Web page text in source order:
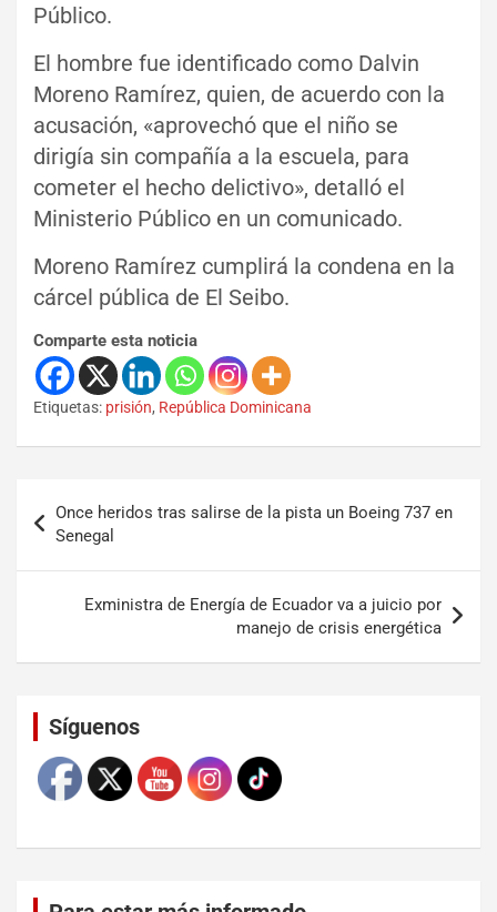
Público.
El hombre fue identificado como Dalvin
Moreno Ramírez, quien, de acuerdo con la
acusación, «aprovechó que el niño se
dirigía sin compañía a la escuela, para
cometer el hecho delictivo», detalló el
Ministerio Público en un comunicado.
Moreno Ramírez cumplirá la condena en la
cárcel pública de El Seibo.
Comparte esta noticia
Etiquetas: prisión, República Dominicana
Once heridos tras salirse de la pista un Boeing 737 en
Senegal
Exministra de Energía de Ecuador va a juicio por
manejo de crisis energética
Síguenos